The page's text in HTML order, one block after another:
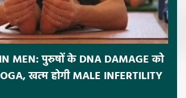
MEN: पुरुषों के DNA DAMAGE को
खत्म होगी MALE INFERTILITY